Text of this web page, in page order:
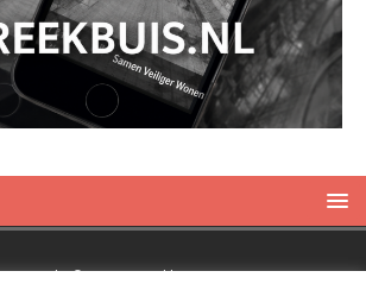
Copyright © 2019 Spreekbuis